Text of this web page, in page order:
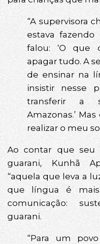
“A supervisora
estava
falou: ‘O que
apagar tudo. A
de ensinar na
insistir nesse
transferir a
Amazonas.’
realizar o meu
Ao contar que
guarani, Kunhã
“aquela que leva a
que língua é
comunicação:
guarani.
“Para um